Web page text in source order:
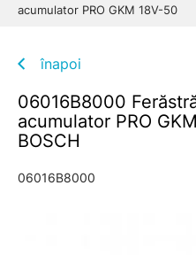
acumulator PRO GKM 18V-50
înapoi
06016B8000
acumulator PRO
BOSCH
06016B8000